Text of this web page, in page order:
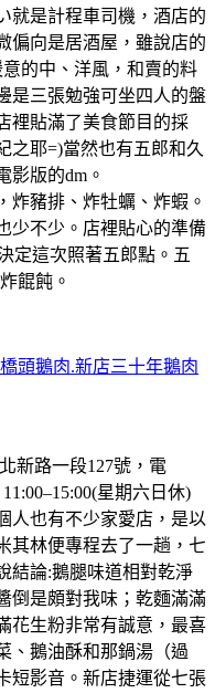
就是計程車司機，酒店的
偏向是居酒屋，雖說店的
的中、洋風，和賣的料
是三張勉強可坐四人的盤
裡貼滿了美食節目的採
之耶=)當然也有五郎和久
影版的dm。
炸豬排、炸牡蠣、炸蝦。
少不少。店裡貼心的準備
定這次照著五郎點。五
餛飩。
頭鵝肉.新店三十年鵝肉
新路一段127號，電
星期六日休)
人也有不少家愛店，是以
其林便專程去了一趟，七
結論:鵝腿味道相對乾淨
倒是頗對我味；乾麵滿滿
花生粉非常有誠意，最喜
、鵝油酥和那鍋湯（過
短影音。新店捷運從七張